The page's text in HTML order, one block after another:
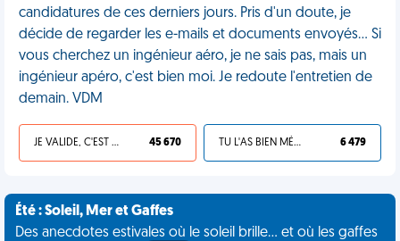
candidatures de ces derniers jours. Pris d'un doute, je
décide de regarder les e-mails et documents envoyés... Si
vous cherchez un ingénieur aéro, je ne sais pas, mais un
ingénieur apéro, c'est bien moi. Je redoute l'entretien de
demain. VDM
JE VALIDE, C'EST UNE VDM 45 670 TU L'AS BIEN MÉRITÉ 6 479
Été : Soleil, Mer et Gaffes
Des anecdotes estivales où le soleil brille... et où les gaffes